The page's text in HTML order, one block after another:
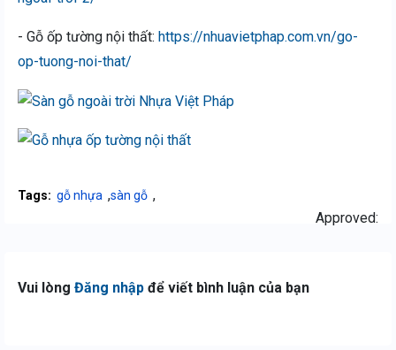
- Gỗ ốp tường nội thất: https://nhuavietphap.com.vn/go-
op-tuong-noi-that/
Tags: gỗ nhựa ,sàn gỗ ,
Approved:
Vui lòng Đăng nhập để viết bình luận của bạn